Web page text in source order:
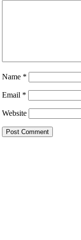
Name *
Email *
Website